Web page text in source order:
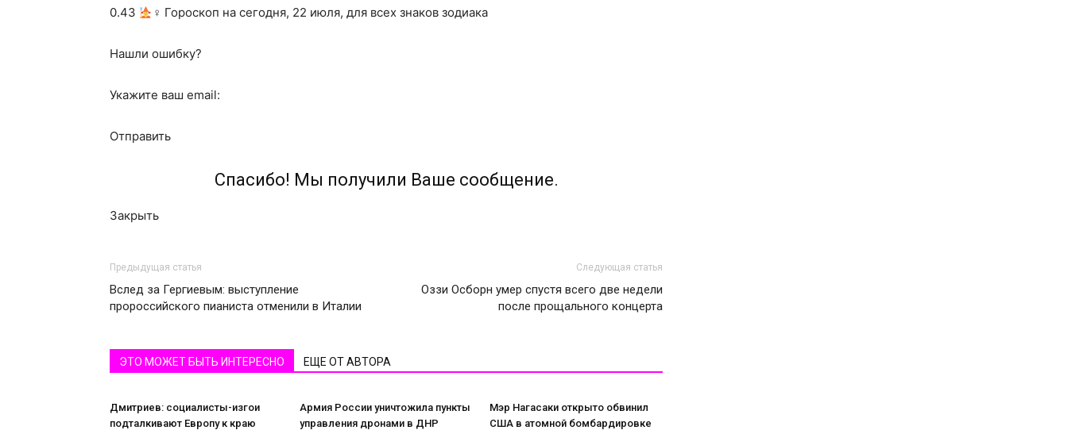
0.43
‍♀ Гороскоп на сегодня, 22 июля, для всех знаков зодиака
Нашли ошибку?
Укажите ваш email:
Отправить
Спасибо! Мы получили Ваше сообщение.
Закрыть
Предыдущая статья
Вслед за Гергиевым: выступление
пророссийского пианиста отменили в Италии
Следующая статья
Оззи Осборн умер спустя всего две недели
после прощального концерта
ЭТО МОЖЕТ БЫТЬ ИНТЕРЕСНО ЕЩЕ ОТ АВТОРА
Дмитриев: социалисты-изгои
подталкивают Европу к краю
Армия России уничтожила пункты
управления дронами в ДНР
Мэр Нагасаки открыто обвинил
США в атомной бомбардировке